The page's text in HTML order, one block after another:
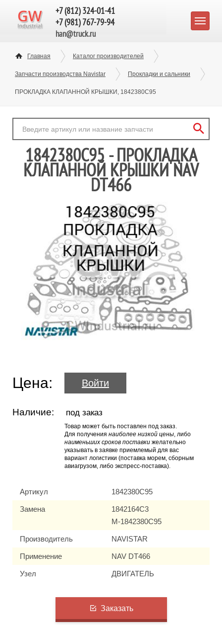
+7 (812) 324-01-41
+7 (981) 767-79-94
han@truck.ru
Главная Каталог производителей
Запчасти производства Navistar Прокладки и сальники
ПРОКЛАДКА КЛАПАННОЙ КРЫШКИ, 1842380C95
1842380C95 - ПРОКЛАДКА
КЛАПАННОЙ КРЫШКИ NAV
DT466
Цена: Войти
Наличие: под заказ
Товар может быть поставлен под заказ.
Для получения наиболее низкой цены, либо
наименьших сроков поставки желательно
указывать в заявке приемлемый для вас
вариант логистики (поставка морем, сборным
авиагрузом, либо экспресс-поставка).
Артикул 1842380C95
Замена
1842164C3
M-1842380C95
Производитель NAVISTAR
Применение NAV DT466
Узел ДВИГАТЕЛЬ
Заказать